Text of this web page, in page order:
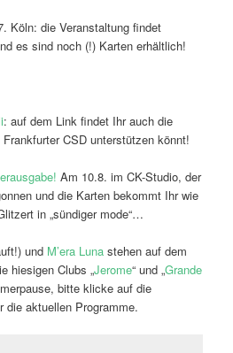
Köln: die Veranstaltung findet
es sind noch (!) Karten erhältlich!
: auf dem Link findet Ihr auch die
CSD unterstützen könnt!
Am 10.8. im CK-Studio, der
und die Karten bekommt Ihr wie
in „sündiger mode“…
und M’era Luna stehen auf dem
hiesigen Clubs „Jerome“ und „Grande
bitte klicke auf die
die aktuellen Programme.